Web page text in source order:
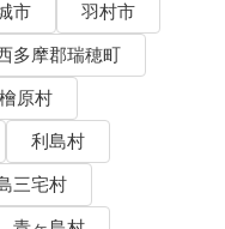
市
羽村市
多摩郡瑞穂町
原村
利島村
三宅村